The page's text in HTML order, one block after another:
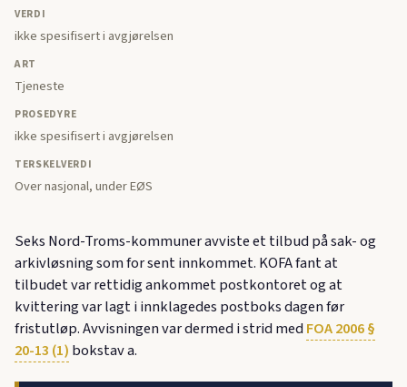
VERDI
ikke spesifisert i avgjørelsen
ART
Tjeneste
PROSEDYRE
ikke spesifisert i avgjørelsen
TERSKELVERDI
Over nasjonal, under EØS
Seks Nord-Troms-kommuner avviste et tilbud på sak- og
arkivløsning som for sent innkommet. KOFA fant at
tilbudet var rettidig ankommet postkontoret og at
kvittering var lagt i innklagedes postboks dagen før
fristutløp. Avvisningen var dermed i strid medFOA 2006 §
20-13 (1) bokstav a.